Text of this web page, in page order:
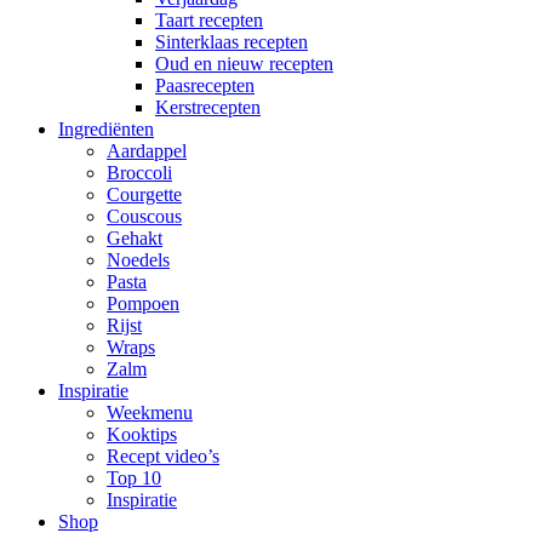
Taart recepten
Sinterklaas recepten
Oud en nieuw recepten
Paasrecepten
Kerstrecepten
Ingrediënten
Aardappel
Broccoli
Courgette
Couscous
Gehakt
Noedels
Pasta
Pompoen
Rijst
Wraps
Zalm
Inspiratie
Weekmenu
Kooktips
Recept video’s
Top 10
Inspiratie
Shop